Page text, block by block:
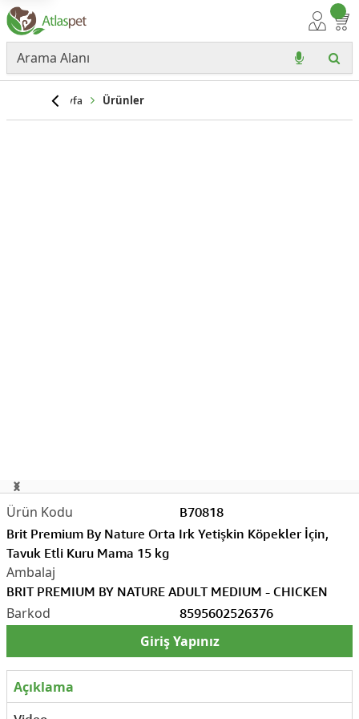
Anasayfa Ürünler
B70818
BRIT PREMIUM BY NATURE ADULT MEDIUM - CHICKEN
Brit Premium By Nature Orta Irk Yetişkin Köpekler İçin,
Tavuk Etli Kuru Mama 15 kg
8595602526376
Giriş Yapınız
Açıklama